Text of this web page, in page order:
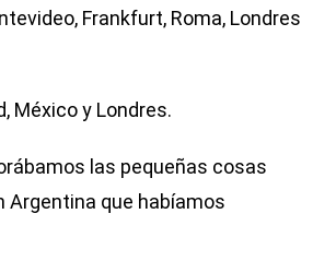
Frankfurt, Roma, Londres
México y Londres.
las pequeñas cosas
Argentina que habí­amos